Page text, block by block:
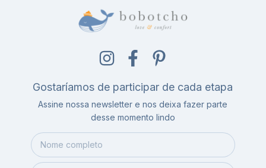
Gostaríamos de participar de cada etapa
Assine nossa newsletter e nos deixa fazer parte
desse momento lindo